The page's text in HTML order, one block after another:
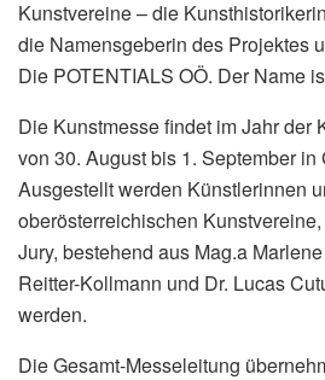
Kunstvereine – die
die Namensgeberin des Projektes
Die POTENTIALS OÖ. Der Name
Die Kunstmesse findet im Jahr der
von 30. August bis 1. September in
Ausgestellt werden Künstlerinnen
oberösterreichischen
Jury, bestehend aus Mag.a
Reitter-Kollmann und Dr. Lucas
werden.
Die Gesamt-Messeleitung